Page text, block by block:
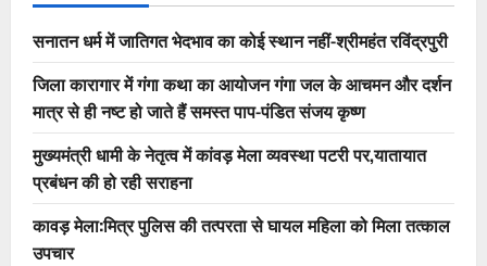
सनातन धर्म में जातिगत भेदभाव का कोई स्थान नहीं-श्रीमहंत रविंद्रपुरी
जिला कारागार में गंगा कथा का आयोजन गंगा जल के आचमन और दर्शन
मात्र से ही नष्ट हो जाते हैं समस्त पाप-पंडित संजय कृष्ण
मुख्यमंत्री धामी के नेतृत्व में कांवड़ मेला व्यवस्था पटरी पर,यातायात
प्रबंधन की हो रही सराहना
कावड़ मेला:मित्र पुलिस की तत्परता से घायल महिला को मिला तत्काल
उपचार